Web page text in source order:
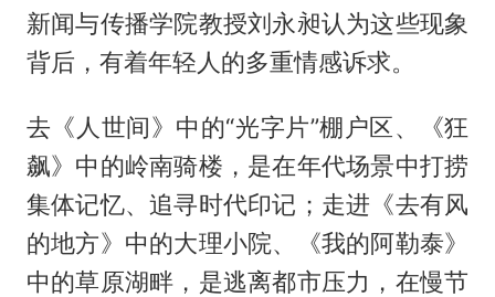
新闻与传播学院教授刘永昶认为这些现象
背后，有着年轻人的多重情感诉求。
去《人世间》中的“光字片”棚户区、《狂
飙》中的岭南骑楼，是在年代场景中打捞
集体记忆、追寻时代印记；走进《去有风
的地方》中的大理小院、《我的阿勒泰》
中的草原湖畔，是逃离都市压力，在慢节